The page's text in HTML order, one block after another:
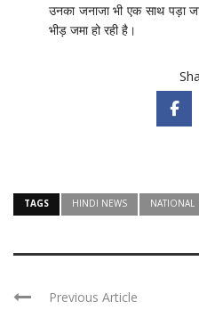
उनका जनाजा भी एक साथ पड़ा
भीड़ जमा हो रही है।
TAGS HINDI NEWS NATIONAL
Previous Article